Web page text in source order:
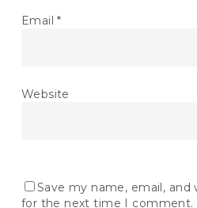
Email*
Website
Save my name, email,
for the next time I comment.